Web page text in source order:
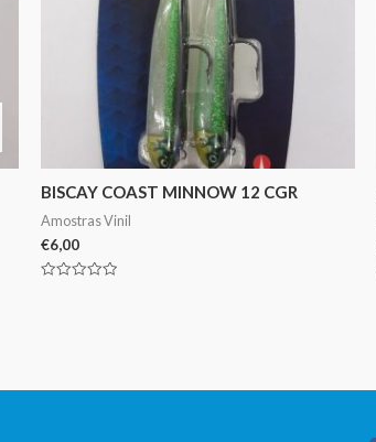
BISCAY COAST MINNOW 12 CGR
Amostras Vinil
€6,00